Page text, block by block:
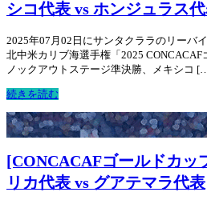
シコ代表 vs ホンジュラス
2025年07月02日にサンタクララのリーバ
北中米カリブ海選手権「2025 CONCACAF
ノックアウトステージ準決勝、メキシコ
続きを読む
[CONCACAFゴールドカッ
リカ代表 vs グアテマラ代表